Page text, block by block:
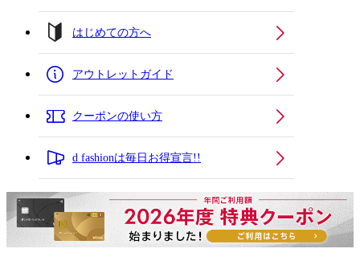
はじめての方へ
アウトレットガイド
クーポンの使い方
d fashionは毎日お得宣言!!